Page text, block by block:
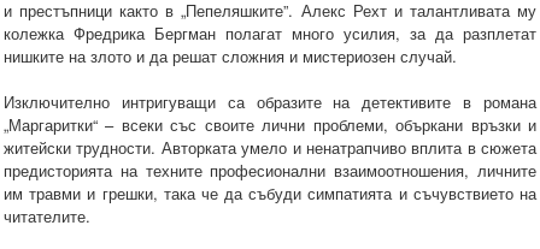
и престъпници както в „Пепеляшките”. Алекс Рехт и талантливата му
колежка Фредрика Бергман полагат много усилия, за да разплетат
нишките на злото и да решат сложния и мистериозен случай.
Изключително интригуващи са образите на детективите в романа
„Маргаритки“ – всеки със своите лични проблеми, объркани връзки и
житейски трудности. Авторката умело и ненатрапчиво вплита в сюжета
предисторията на техните професионални взаимоотношения, личните
им травми и грешки, така че да събуди симпатията и съчувствието на
читателите.